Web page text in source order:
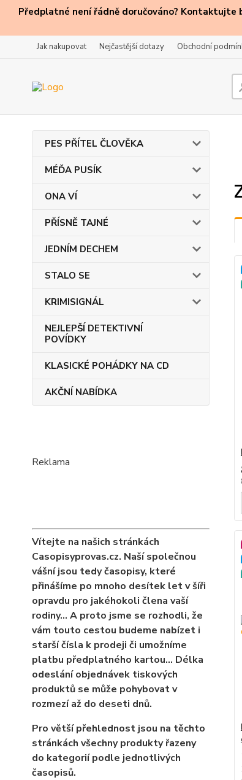
Předplatné není řádně doručováno? Kontaktujte
Jak nakupovat Nejčastější dotazy Obchodní
PES PŘÍTEL ČLOVĚKA
MÉĎA PUSÍK
ONA VÍ
PŘÍSNĚ TAJNÉ
JEDNÍM DECHEM
STALO SE
KRIMISIGNÁL
NEJLEPŠÍ DETEKTIVNÍ
POVÍDKY
KLASICKÉ POHÁDKY NA CD
AKČNÍ NABÍDKA
Reklama
Vítejte na našich stránkách
Casopisyprovas.cz. Naší společnou
vášní jsou tedy časopisy, které
přinášíme po mnoho desítek let v šíři
opravdu pro jakéhokoli člena vaší
rodiny… A proto jsme se rozhodli, že
vám touto cestou budeme nabízet i
starší čísla k prodeji či umožníme
platbu předplatného kartou... Délka
odeslání objednávek tiskových
produktů se může pohybovat v
rozmezí až do deseti dnů.
Pro větší přehlednost jsou na těchto
stránkách všechny produkty řazeny
do kategorií podle jednotlivých
časopisů.